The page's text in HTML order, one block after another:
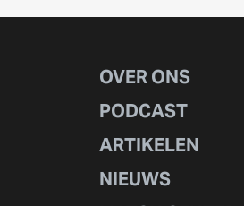
OVER ONS
PODCAST
ARTIKELEN
NIEUWS